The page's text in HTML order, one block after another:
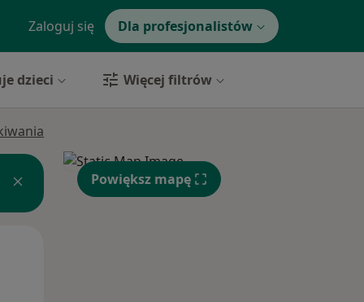
Zaloguj się Dla profesjonalistów
dzieci Więcej filtrów
Powiększ mapę